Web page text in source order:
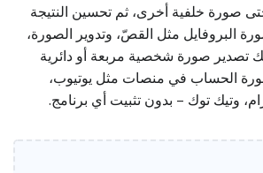
صورة خلفية أخرى، ثم تحسين النتيجة
البروفايل مثل القصّ، وتدوير الصورة،
تصدير صورة شخصية مربعة أو دائرية
الحساب في منصات مثل يوتيوب،